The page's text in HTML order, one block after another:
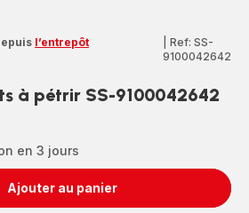
l’entrepôt
Ref: SS-
9100042642
à pétrir SS-9100042642
en 3 jours
Ajouter au panier